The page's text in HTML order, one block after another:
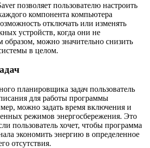
позволяет пользователю настроить
компонента компьютера
отключать или изменять
устройств, когда они не
образом, можно значительно снизить
в целом.
планировщика задач пользователь
для работы программы
можно задать время включения и
режимов энергосбережения. Это
пользователь хочет, чтобы программа
экономить энергию в определенное
отсутствия.